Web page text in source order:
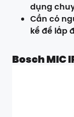
dụng
Cần có
kể để lắp
Bosch MIC